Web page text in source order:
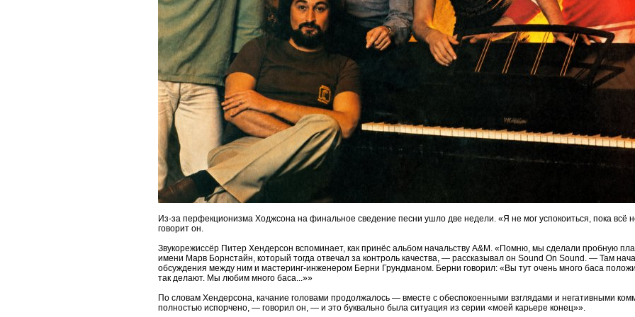
Из-за перфекционизма Ходжсона на финальное сведение песни ушло две недели. «Я не мог успокоиться, пока всё
говорит он.
Звукорежиссёр Питер Хендерсон вспоминает, как принёс альбом начальству A&M. «Помню, мы сделали пробную
имени Марв Борнстайн, который тогда отвечал за контроль качества, — рассказывал он Sound On Sound. — Там
обсуждения между ним и мастеринг-инженером Берни Грундманом. Берни говорил: «Вы тут очень много баса
так делают. Мы любим много баса...»»
По словам Хендерсона, качание головами продолжалось — вместе с обеспокоенными взглядами и негативными
полностью испорчено, — говорил он, — и это буквально была ситуация из серии «моей карьере конец»».